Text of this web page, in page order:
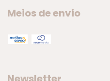
Meios de envio